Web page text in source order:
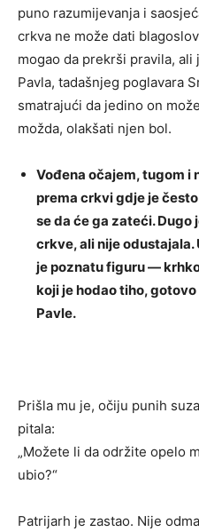
puno razumijevanja i
crkva ne može dati
mogao da prekrši pravila,
Pavla, tadašnjeg poglavara
smatrajući da jedino on
možda, olakšati njen bol.
Vođena očajem, tugom i
prema crkvi gdje je
se da će ga zateći. Dugo
crkve, ali nije
je poznatu figuru —
koji je hodao tiho,
Pavle.
Prišla mu je, očiju punih
pitala:
„Možete li da održite opelo
ubio?“
Patrijarh je zastao. Nije